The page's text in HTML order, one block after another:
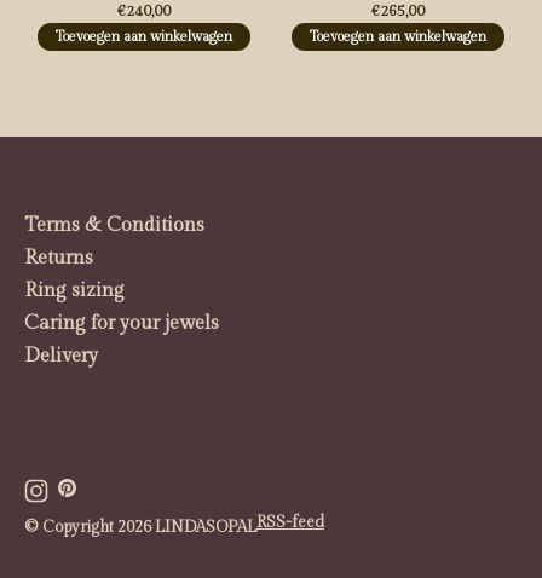
€240,00
Toevoegen aan winkelwagen
€265,00
Toevoegen aan winkelwagen
Terms & Conditions
Returns
Ring sizing
Caring for your jewels
Delivery
© Copyright 2026 LINDASOPALRSS-feed